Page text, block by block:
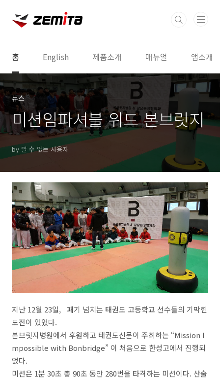
홈 English 제품소개 매뉴얼 앱소개
뉴스
미션임파셔블 위드 본브릿지
by 알 수 없는 사용자
지난 12월 23일, 패기 넘치는 태권도 고등학교 선수들의 기막힌
도전이 있었다.
본브릿지병원에서 후원하고 태권도신문이 주최하는 “Mission I
mpossible with Bonbridge” 이 처음으로 한성고에서 진행되
었다.
미션은 1분 30초 총 90초 동안 280번을 타격하는 미션이다. 산술